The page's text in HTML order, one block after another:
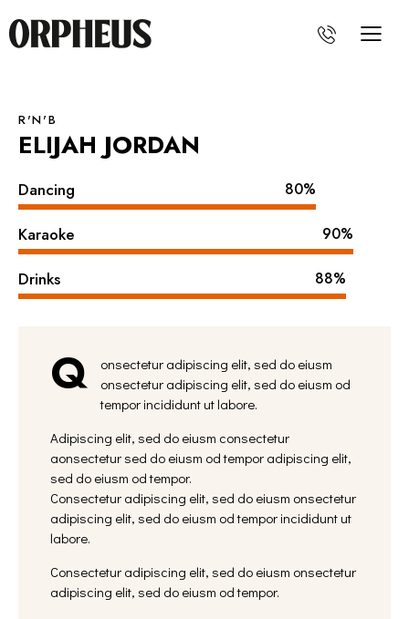
R'N'B
ELIJAH JORDAN
Dancing 80%
Karaoke 90%
Drinks 88%
Q
onsectetur adipiscing elit, sed do eiusm
onsectetur adipiscing elit, sed do eiusm od
tempor incididunt ut labore.
Adipiscing elit, sed do eiusm consectetur
aonsectetur sed do eiusm od tempor adipiscing elit,
sed do eiusm od tempor.
Consectetur adipiscing elit, sed do eiusm onsectetur
adipiscing elit, sed do eiusm od tempor incididunt ut
labore.
Consectetur adipiscing elit, sed do eiusm onsectetur
adipiscing elit, sed do eiusm od tempor.